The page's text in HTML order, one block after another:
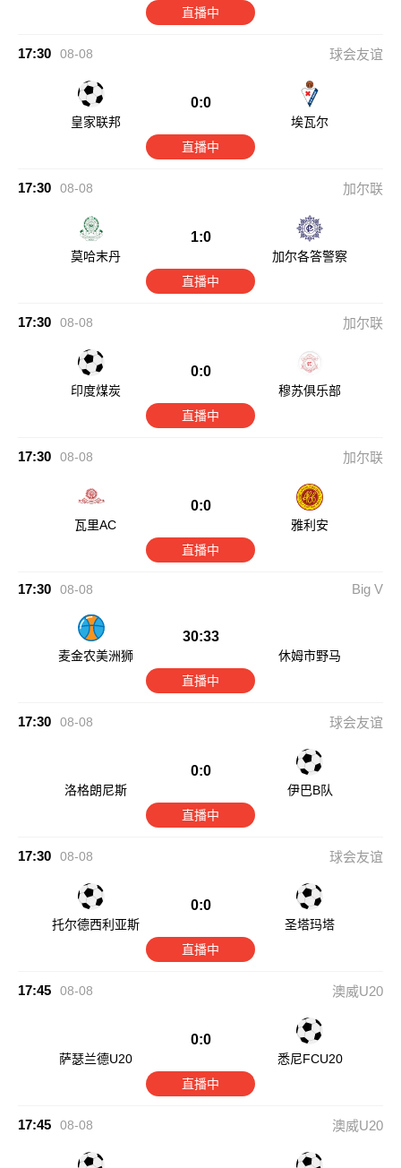
直播中
17:30 08-08 球会友谊
皇家联邦
0:0
埃瓦尔
直播中
17:30 08-08 加尔联
莫哈末丹
1:0
加尔各答警察
直播中
17:30 08-08 加尔联
印度煤炭
0:0
穆苏俱乐部
直播中
17:30 08-08 加尔联
瓦里AC
0:0
雅利安
直播中
17:30 08-08 Big V
麦金农美洲狮
30:33
休姆市野马
直播中
17:30 08-08 球会友谊
洛格朗尼斯
0:0
伊巴B队
直播中
17:30 08-08 球会友谊
托尔德西利亚斯
0:0
圣塔玛塔
直播中
17:45 08-08 澳威U20
萨瑟兰德U20
0:0
悉尼FCU20
直播中
17:45 08-08 澳威U20